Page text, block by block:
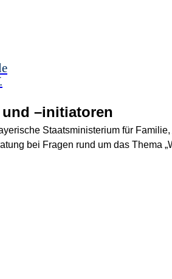
–initiatoren
Staatsministerium für
bei Fragen rund um das Thema